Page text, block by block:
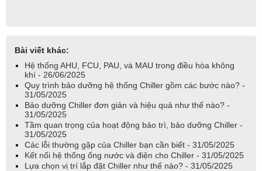
Bài viết khác:
Hệ thống AHU, FCU, PAU, và MAU trong điều hòa không
khí - 26/06/2025
Quy trình bảo dưỡng hệ thống Chiller gồm các bước nào? -
31/05/2025
Bảo dưỡng Chiller đơn giản và hiệu quả như thế nào? -
31/05/2025
Tầm quan trọng của hoạt động bảo trì, bảo dưỡng Chiller -
31/05/2025
Các lỗi thường gặp của Chiller bạn cần biết - 31/05/2025
Kết nối hệ thống ống nước và điện cho Chiller - 31/05/2025
Lựa chọn vị trí lắp đặt Chiller như thế nào? - 31/05/2025